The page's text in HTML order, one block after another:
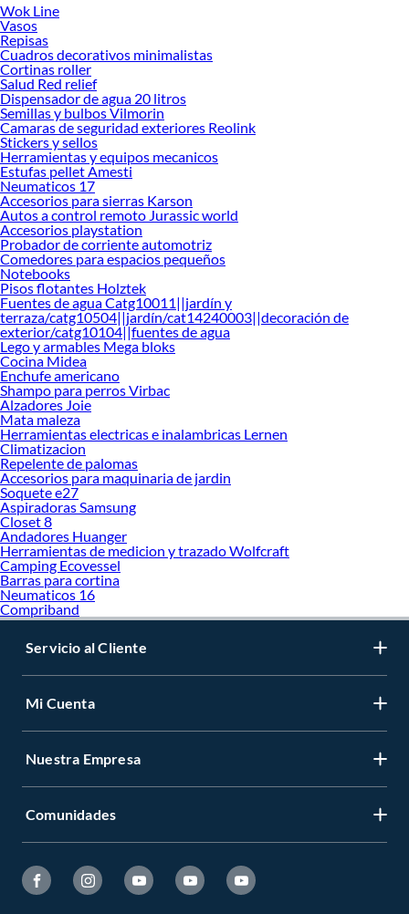
Wok Line
Vasos
Repisas
Cuadros decorativos minimalistas
Cortinas roller
Salud Red relief
Dispensador de agua 20 litros
Semillas y bulbos Vilmorin
Camaras de seguridad exteriores Reolink
Stickers y sellos
Herramientas y equipos mecanicos
Estufas pellet Amesti
Neumaticos 17
Accesorios para sierras Karson
Autos a control remoto Jurassic world
Accesorios playstation
Probador de corriente automotriz
Comedores para espacios pequeños
Notebooks
Pisos flotantes Holztek
Fuentes de agua Catg10011||jardín y
terraza/catg10504||jardín/cat14240003||decoración de
exterior/catg10104||fuentes de agua
Lego y armables Mega bloks
Cocina Midea
Enchufe americano
Shampo para perros Virbac
Alzadores Joie
Mata maleza
Herramientas electricas e inalambricas Lernen
Climatizacion
Repelente de palomas
Accesorios para maquinaria de jardin
Soquete e27
Aspiradoras Samsung
Closet 8
Andadores Huanger
Herramientas de medicion y trazado Wolfcraft
Camping Ecovessel
Barras para cortina
Neumaticos 16
Compriband
Servicio al Cliente
Mi Cuenta
Nuestra Empresa
Comunidades